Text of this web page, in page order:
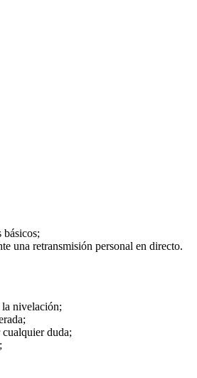
una retransmisión personal en directo.
la nivelación;
duda;